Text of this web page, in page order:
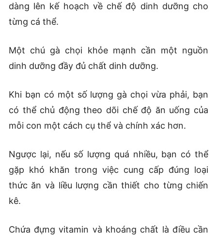
dàng lên kế hoạch về chế độ dinh dưỡng cho
từng cá thể.
Một chú gà chọi khỏe mạnh cần một nguồn
dinh dưỡng đầy đủ chất dinh dưỡng.
Khi bạn có một số lượng gà chọi vừa phải, bạn
có thể chủ động theo dõi chế độ ăn uống của
mỗi con một cách cụ thể và chính xác hơn.
Ngược lại, nếu số lượng quá nhiều, bạn có thể
gặp khó khăn trong việc cung cấp đúng loại
thức ăn và liều lượng cần thiết cho từng chiến
kê.
Chứa đựng vitamin và khoáng chất là điều cần